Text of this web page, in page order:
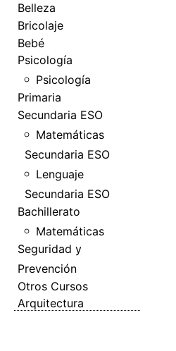
Belleza
Bricolaje
Bebé
Psicología
Psicología
Primaria
Secundaria ESO
Matemáticas
Secundaria ESO
Lenguaje
Secundaria ESO
Bachillerato
Matemáticas
Seguridad y
Prevención
Otros Cursos
Arquitectura